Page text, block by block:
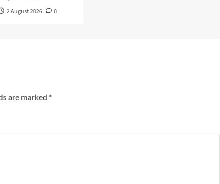
2 August 2026 0
are marked *